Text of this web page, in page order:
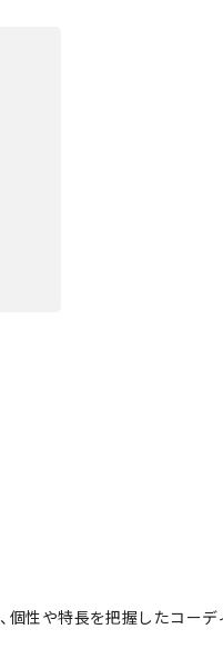
性や特長を把握したコーデ